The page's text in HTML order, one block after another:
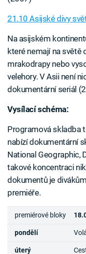
21.10 Asijské divy
Na asijském
které nemají na světě
mrakodrapy nebo
velehory. V Asii není
dokumentární seriál
Vysílací schéma:
Programová skladba
nabízí dokumentární
National Geographic,
takové koncentraci
dokumentů je
premiéře.
premiérové bloky
pondělí
úterý